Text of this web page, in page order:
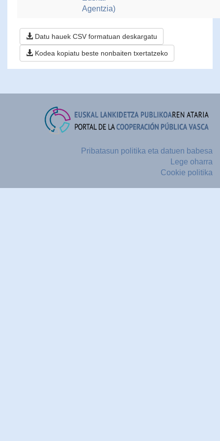
Agentzia)
Datu hauek CSV formatuan deskargatu
Kodea kopiatu beste nonbaiten txertatzeko
Pribatasun politika eta datuen babesa
Lege oharra
Cookie politika